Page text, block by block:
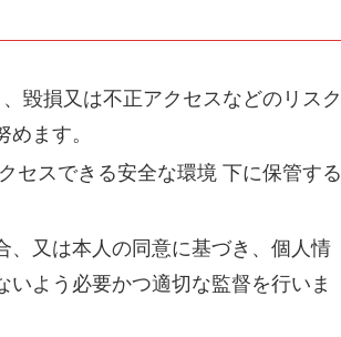
毀損又は不正アクセスなどのリスク
ます。
セスできる安全な環境 下に保管する
、又は本人の同意に基づき、個人情
よう必要かつ適切な監督を行いま